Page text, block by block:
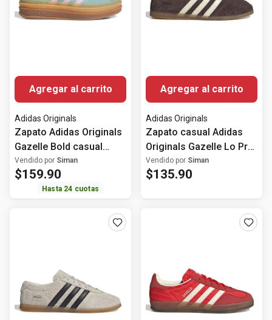
Agregar al carrito
Adidas Originals
Zapato Adidas Originals
Gazelle Bold casual
color turquesa para
mujer
Vendido por Siman
$159.90
Hasta 24 cuotas
Agregar al carrito
Adidas Originals
Zapato casual Adidas
Originals Gazelle Lo Pro
color café para mujer
Vendido por Siman
$135.90